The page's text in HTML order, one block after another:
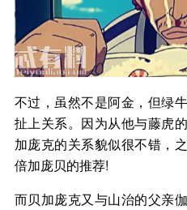
不过，虽然不是阿金，但绿
扯上关系。因为从他与藤虎
加庞克的关系貌似很不错，
倍加庞贝的推荐!
而贝加庞克又与山治的父亲